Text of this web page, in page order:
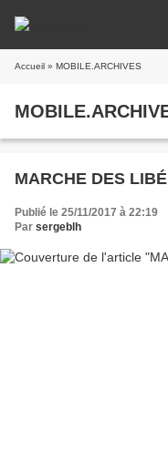
Accueil » MOBILE.ARCHIVES
MARCHE DES
Publié le 25/11/2017 à 22:19
Par sergeblh